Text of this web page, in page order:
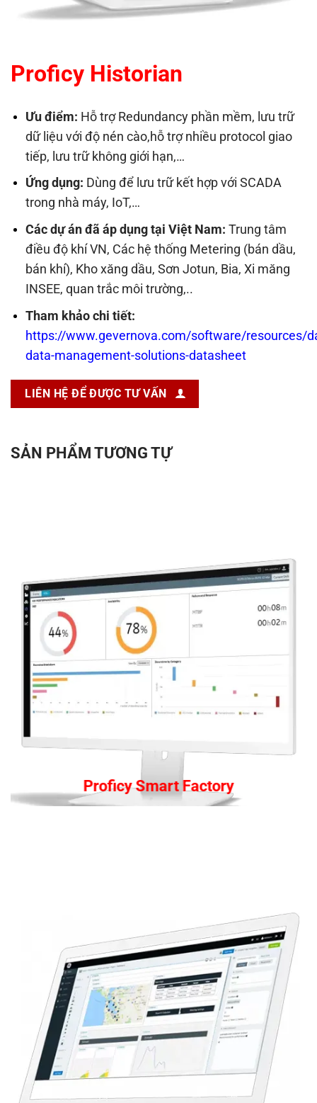
Proficy Historian
Ưu điểm: Hỗ trợ Redundancy phần mềm, lưu trữ
dữ liệu với độ nén cào,hỗ trợ nhiều protocol giao
tiếp, lưu trữ không giới hạn,…
Ứng dụng: Dùng để lưu trữ kết hợp với SCADA
trong nhà máy, IoT,…
Các dự án đã áp dụng tại Việt Nam: Trung tâm
điều độ khí VN, Các hệ thống Metering (bán dầu,
bán khí), Kho xăng dầu, Sơn Jotun, Bia, Xi măng
INSEE, quan trắc môi trường,..
Tham khảo chi tiết:
https://www.gevernova.com/software/resources/
data-management-solutions-datasheet
LIÊN HỆ ĐỂ ĐƯỢC TƯ VẤN
SẢN PHẨM TƯƠNG TỰ
Proficy Smart Factory